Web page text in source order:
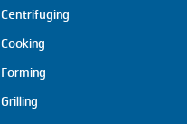
Centrifuging
Cooking
Forming
Grilling